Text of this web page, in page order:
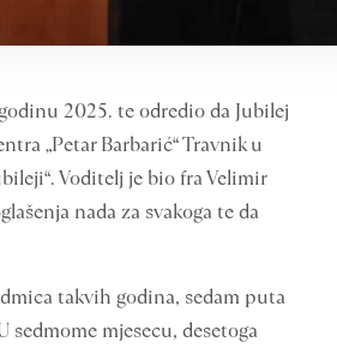
2025. te odredio da Jubilej
„Petar Barbarić“ Travnik u
Voditelj je bio fra Velimir
nada za svakoga te da
takvih godina, sedam puta
mjesecu, desetoga